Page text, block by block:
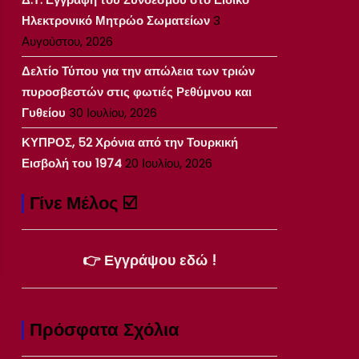
Ηλεκτρονικό Μητρώο Σωματείων3
Αυγούστου, 2026
Δελτίο Τύπου για την απώλεια των τριών
πυροσβεστών στις φωτιές Ρεθύμνου και
Γυθείου 30 Ιουλίου, 2026
ΚΥΠΡΟΣ, 52 Χρόνια από την Τουρκική
Εισβολή του 197420 Ιουλίου, 2026
Γίνε Μέλος ☑️
👉 Εγγράψου εδώ !
Πρόσφατα Σχόλια